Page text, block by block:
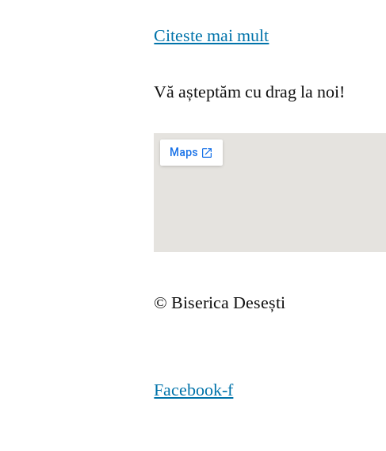
Citeste mai mult
Vă așteptăm cu drag la noi!
© Biserica Desești
Facebook-f